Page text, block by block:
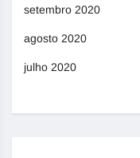
setembro 2020
agosto 2020
julho 2020